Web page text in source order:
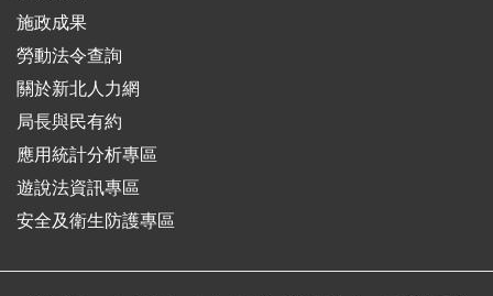
施政成果
勞動法令查詢
關於新北人力網
局長與民有約
應用統計分析專區
遊說法資訊專區
安全及衛生防護專區